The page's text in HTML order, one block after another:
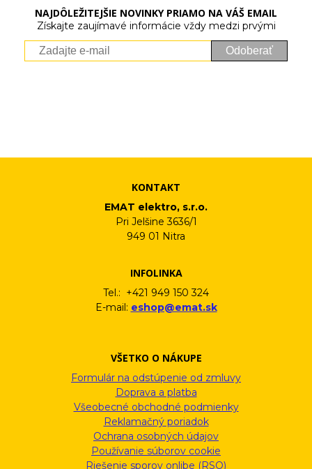
NAJDÔLEŽITEJŠIE NOVINKY PRIAMO NA VÁŠ EMAIL
Získajte zaujímavé informácie vždy medzi prvými
Odoberať
KONTAKT
EMAT elektro, s.r.o.
Pri Jelšine 3636/1
949 01 Nitra
INFOLINKA
Tel.: +421 949 150 324
E-mail: eshop@emat.sk
VŠETKO O NÁKUPE
Formulár na odstúpenie od zmluvy
Doprava a platba
Všeobecné obchodné podmienky
Reklamačný poriadok
Ochrana osobných údajov
Používanie súborov cookie
Riešenie sporov onlibe (RSO)